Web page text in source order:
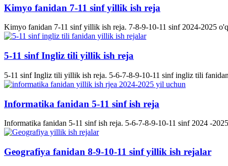
Kimyo fanidan 7-11 sinf yillik ish reja
Kimyo fanidan 7-11 sinf yillik ish reja. 7-8-9-10-11 sinf 2024-
5-11 sinf Ingliz tili yillik ish reja
5-11 sinf Ingliz tili yillik ish reja. 5-6-7-8-9-10-11 sinf ingliz tili
Informatika fanidan 5-11 sinf ish reja
Informatika fanidan 5-11 sinf ish reja. 5-6-7-8-9-10-11 sinf 2024 -
Geografiya fanidan 8-9-10-11 sinf yillik ish rejalar